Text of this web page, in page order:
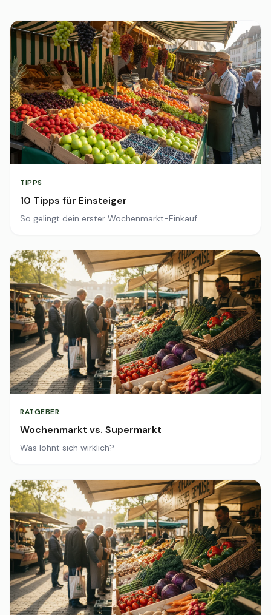
TIPPS
10 Tipps für Einsteiger
So gelingt dein erster Wochenmarkt-Einkauf.
RATGEBER
Wochenmarkt vs. Supermarkt
Was lohnt sich wirklich?